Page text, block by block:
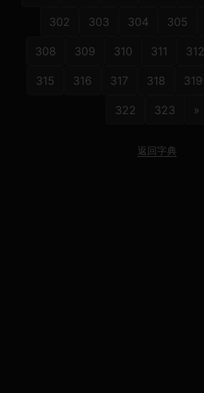
302 303 304 305
308 309 310 311 312
315 316 317 318 319
322 323 »
返回字典